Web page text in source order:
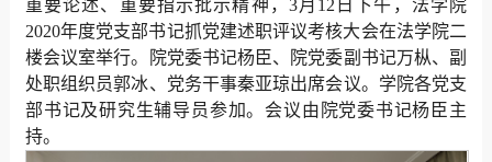
重要论述、重要指示批示精神，3月12日下午，法学院
2020年度党支部书记抓党建述职评议考核大会在法学院二
楼会议室举行。院党委书记杨臣、院党委副书记万枞、副
处职组织员郭冰、党务干事秦亚琼出席会议。学院各党支
部书记及研究生辅导员参加。会议由院党委书记杨臣主
持。